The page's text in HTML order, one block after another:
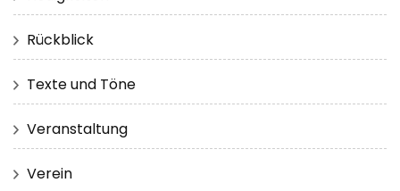
Rückblick
Texte und Töne
Veranstaltung
Verein